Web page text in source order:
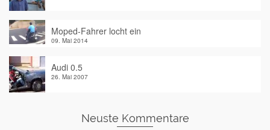
Moped-Fahrer locht ein
09. Mai 2014
Audi 0.5
26. Mai 2007
Neuste Kommentare